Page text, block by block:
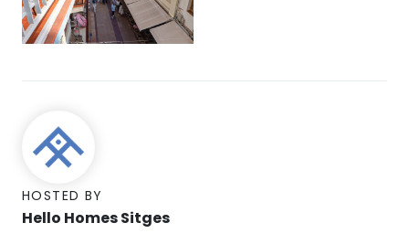
HOSTED BY
Hello Homes Sitges